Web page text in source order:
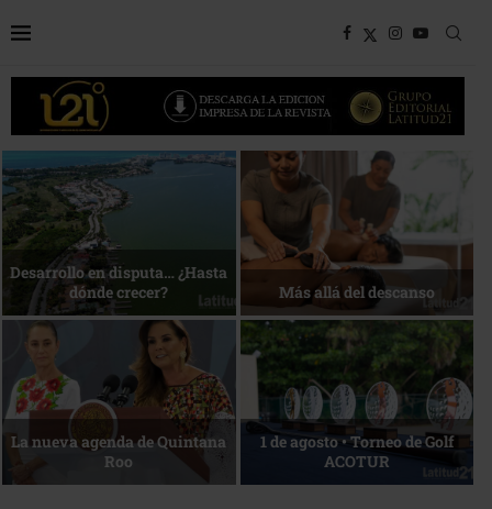
Bottega, un viaje servido a la
mesa
Energía que Impulsa la
competitividad
Reconocimiento de viajeros La esencia del servicio